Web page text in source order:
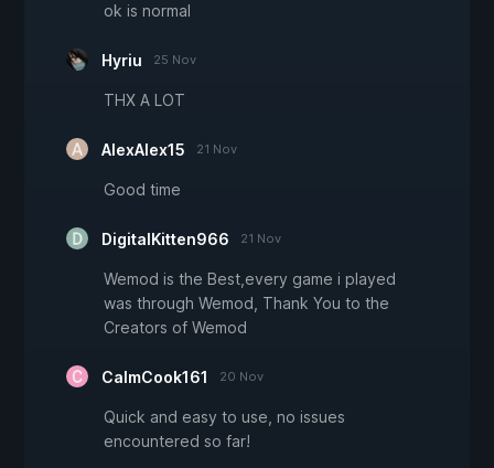
ok is normal
Hyriu 25 Nov
THX A LOT
AlexAlex15 21 Nov
Good time
DigitalKitten966 21 Nov
Wemod is the Best,every game i played
was through Wemod, Thank You to the
Creators of Wemod
CalmCook161 20 Nov
Quick and easy to use, no issues
encountered so far!